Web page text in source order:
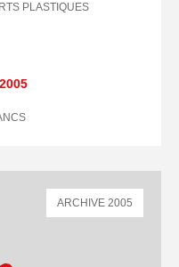
PLASTIQUES
2005
ARCHIVE 2005